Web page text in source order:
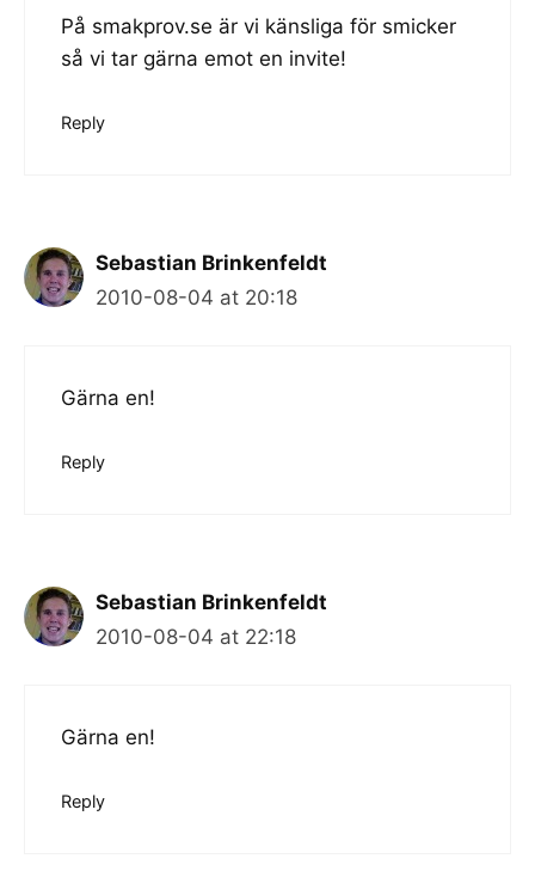
På smakprov.se är vi känsliga för smicker
så vi tar gärna emot en invite!
Reply
Sebastian Brinkenfeldt
2010-08-04 at 20:18
Gärna en!
Reply
Sebastian Brinkenfeldt
2010-08-04 at 22:18
Gärna en!
Reply